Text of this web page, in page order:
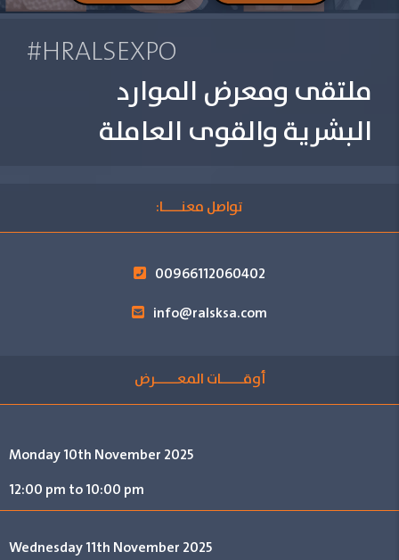
#HRALSEXPO
ملتقى ومعرض الموارد
البشرية والقوى العاملة
تواصل معنــــا:
00966112060402
info@ralsksa.com
أوقـــــات المعـــــرض
Monday 10th November 2025
12:00 pm to 10:00 pm
Wednesday 11th November 2025